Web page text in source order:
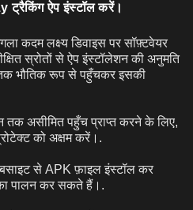
ट्रैकिंग ऐप इंस्टॉल करें।
कदम लक्ष्य डिवाइस पर सॉफ़्टवेयर
स्रोतों से ऐप इंस्टॉलेशन की अनुमति
भौतिक रूप से पहुँचकर इसकी
असीमित पहुँच प्राप्त करने के लिए,
को अक्षम करें।.
से APK फ़ाइल इंस्टॉल कर
पालन कर सकते हैं।.